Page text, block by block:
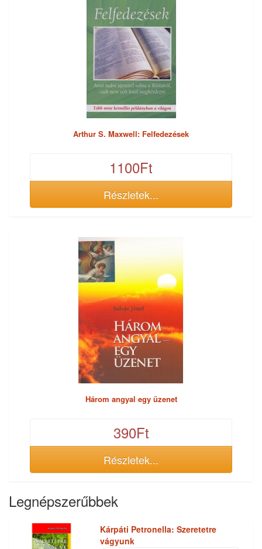
Arthur S. Maxwell: Felfedezések
1100Ft
Részletek...
Három angyal egy üzenet
390Ft
Részletek...
Legnépszerűbbek
Kárpáti Petronella: Szeretetre
vágyunk